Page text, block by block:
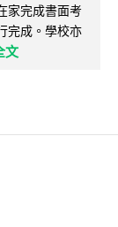
家完成書面考
完成。學校亦
文